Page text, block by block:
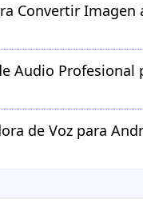
Convertir Imagen
Audio Profesional
de Voz para